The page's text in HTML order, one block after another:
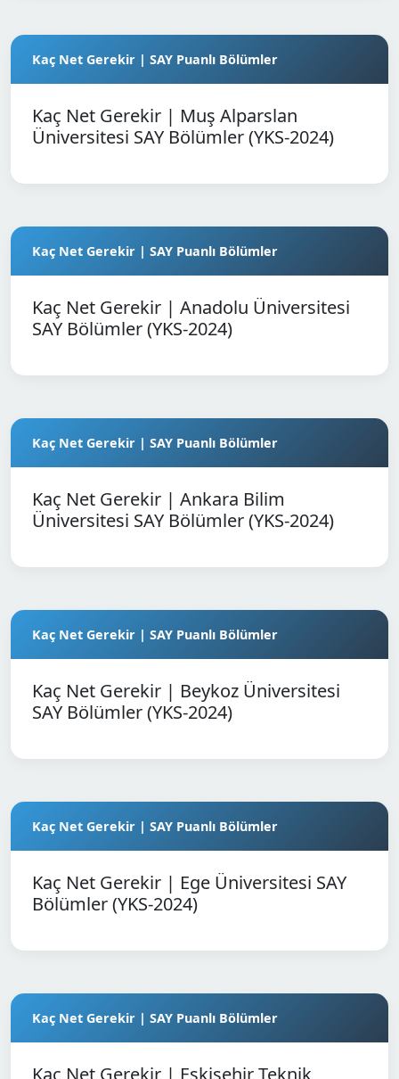
Kaç Net Gerekir | SAY Puanlı Bölümler
Kaç Net Gerekir | Muş Alparslan
Üniversitesi SAY Bölümler (YKS-2024)
Kaç Net Gerekir | SAY Puanlı Bölümler
Kaç Net Gerekir | Anadolu Üniversitesi
SAY Bölümler (YKS-2024)
Kaç Net Gerekir | SAY Puanlı Bölümler
Kaç Net Gerekir | Ankara Bilim
Üniversitesi SAY Bölümler (YKS-2024)
Kaç Net Gerekir | SAY Puanlı Bölümler
Kaç Net Gerekir | Beykoz Üniversitesi
SAY Bölümler (YKS-2024)
Kaç Net Gerekir | SAY Puanlı Bölümler
Kaç Net Gerekir | Ege Üniversitesi SAY
Bölümler (YKS-2024)
Kaç Net Gerekir | SAY Puanlı Bölümler
Kaç Net Gerekir | Eskişehir Teknik